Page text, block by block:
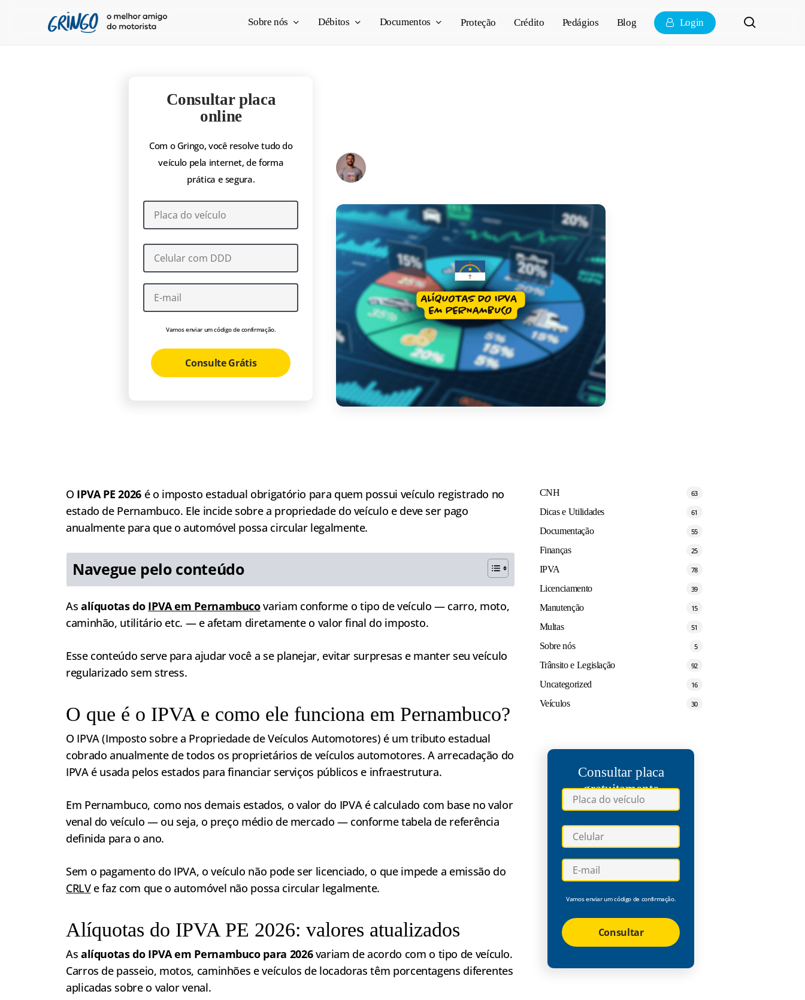
Sobre nós Débitos Documentos Proteção Crédito Pedágios Blog Login
Consultar placa
online
Com o Gringo, você resolve tudo do
veículo pela internet, de forma
prática e segura.
Vamos enviar um código de confirmação.
Consulte Grátis
O IPVA PE 2026é o imposto estadual obrigatório para quem possui veículo registrado no
estado de Pernambuco. Ele incide sobre a propriedade do veículo e deve ser pago
anualmente para que o automóvel possa circular legalmente.
Navegue pelo conteúdo
As alíquotas do IPVA em Pernambucovariam conforme o tipo de veículo — carro, moto,
caminhão, utilitário etc. — e afetam diretamente o valor final do imposto.
Esse conteúdo serve para ajudar você a se planejar, evitar surpresas e manter seu veículo
regularizado sem stress.
O que é o IPVA e como ele funciona em Pernambuco?
O IPVA (Imposto sobre a Propriedade de Veículos Automotores) é um tributo estadual
cobrado anualmente de todos os proprietários de veículos automotores. A arrecadação do
IPVA é usada pelos estados para financiar serviços públicos e infraestrutura.
Em Pernambuco, como nos demais estados, o valor do IPVA é calculado com base no valor
venal do veículo — ou seja, o preço médio de mercado — conforme tabela de referência
definida para o ano.
Sem o pagamento do IPVA, o veículo não pode ser licenciado, o que impede a emissão do
CRLVe faz com que o automóvel não possa circular legalmente.
Alíquotas do IPVA PE 2026: valores atualizados
As alíquotas do IPVA em Pernambuco para 2026variam de acordo com o tipo de veículo.
Carros de passeio, motos, caminhões e veículos de locadoras têm porcentagens diferentes
aplicadas sobre o valor venal.
CNH 63
Dicas e Utilidades 61
Documentação 55
Finanças 25
IPVA 78
Licenciamento 39
Manutenção 15
Multas 51
Sobre nós 5
Trânsito e Legislação 92
Uncategorized 16
Veículos 30
Consultar placa
gratuitamente
Vamos enviar um código de confirmação.
Consultar